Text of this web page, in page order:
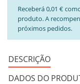
Receberá 0,01 €
produto. A
próximos pedidos.
DESCRIÇÃO
DADOS DO